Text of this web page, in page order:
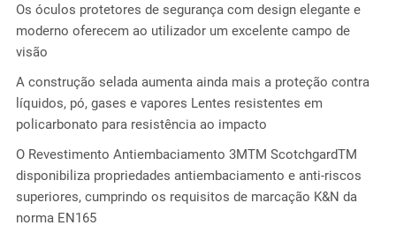
Os óculos protetores de segurança com design elegante e
moderno oferecem ao utilizador um excelente campo de
visão
A construção selada aumenta ainda mais a proteção contra
líquidos, pó, gases e vapores Lentes resistentes em
policarbonato para resistência ao impacto
O Revestimento Antiembaciamento 3MTM ScotchgardTM
disponibiliza propriedades antiembaciamento e anti-riscos
superiores, cumprindo os requisitos de marcação K&N da
norma EN165